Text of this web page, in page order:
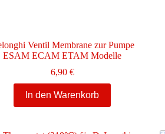
Ventil Membrane zur Pumpe
ESAM ECAM ETAM Modelle
6,90 €
In den Warenkorb